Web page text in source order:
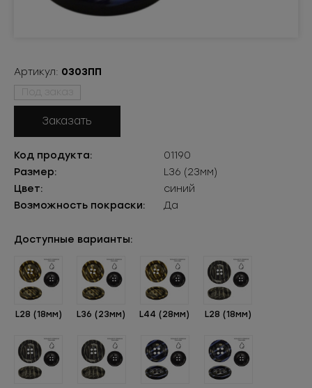
Артикул: 0303ПП
Под заказ
Заказать
Код продукта:
01190
Размер:
L36 (23мм)
Цвет:
синий
Возможность покраски:
Да
Доступные варианты:
L28 (18мм) L36 (23мм) L44 (28мм) L28 (18мм)